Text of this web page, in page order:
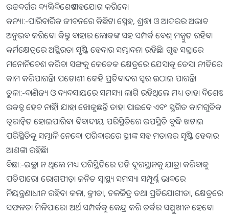
ଉଚ୍ଚବର୍ଗର ବ୍ୟକ୍ତିବିଶେଷ ସହଯୋଗ କରିବେ।
କନ୍ୟା:-ପାରିବାରିିକ ଜୀବନରେ କିଛିଟା ସ୍ନେହ, ଶ୍ରଦ୍ଧା ଓ ଆଦରର ଅଭାବ
ଅନୁଭବ କରିବେ। କିନ୍ତୁ ବାହାର ଲୋକଙ୍କ ସହ ସମ୍ପର୍କ ବେଶ୍‌ ମଜ୍ୱୁତ ରହିବ।
କର୍ମକ୍ଷେତ୍ରରେ ଅସ୍ଥିରତା ସୃୃଷ୍ଟି ହେବାର ସମ୍ଭାବନା ରହିଛି। ଗୃହ ସଜ୍ଜାରେ
ମନୋନିବେଶ କରିବା ସଙ୍ଗକୁ କେତେକ କ୍ଷେତ୍ରରେ ଯେସାକୁ ତେସା ନୀତିରେ
କାମ କରିପାରନ୍ତି। ପଡୋଶୀ କେହି ପ୍ରତିବାଦର ସ୍ବର ଉଠାଇ ପାରନ୍ତି।
ତୁଳା:-ବାଣିଜ୍ୟ ଓ ବ୍ୟବସାୟରେ ସମସ୍ୟା ଲାଗି ରହିଥିଲେ ମଧ୍ୟ ତାହା ବିଶେଷ
ଉକତ୍ଟ ହେବ ନାହିଁ। ଯାହା ଖୋଜୁଛନ୍ତି ତାହା ପାଇବେ ଏବଂ ସ୍ଥଗିତ କାମଗୁଡିକ
ତ୍ୱରାନ୍ବିତ ହୋଇପାରିବ। ବିବାଦୀୟ ପରିସ୍ଥିତିରେ ଉପସ୍ଥିତି ବୁଦ୍ଧି ଖଟାଇ
ପରିସ୍ଥିତିକୁ ସମ୍ଭାଳି ନେବେ। ପରିବାରରେ ସ୍ତ୍ରୀଙ୍କ ସହ ମତାନ୍ତର ସୃଷ୍ଟି ହେବାର
ଆଶଙ୍କା ରହିଛି।
ବିଛା:-ଇଚ୍ଛା ନ ଥିଲେ ମଧ୍ୟ ପରିସ୍ଥିତିରେ ପଡି ଦୂରସ୍ଥାନକୁ ଯାତ୍ରା କରିବାକୁ
ପଡିପାରେ। ରୋଗପୀଡ଼ା ଜନିତ ସ୍ବାସ୍ଥ୍ୟ ସମସ୍ୟା ସମ୍ପୂର୍ଣ୍ଣ ଭାବରେ
ନିୟନ୍ତ୍ରଣାଧୀନ ରହିବ। କଳା, କ୍ରୀଡା, ଚଳଚ୍ଚିତ୍ର ତଥା ପ୍ରତିଯୋଗୀତା, କ୍ଷେତ୍ରରେ
ସଫଳତା ମିଳିପାରେ। ଅର୍ଥ ସମ୍ପର୍କକୁ କେନ୍ଦ୍ର କରି ତର୍କର ସମ୍ମୁଖୀନ ହେବେ।